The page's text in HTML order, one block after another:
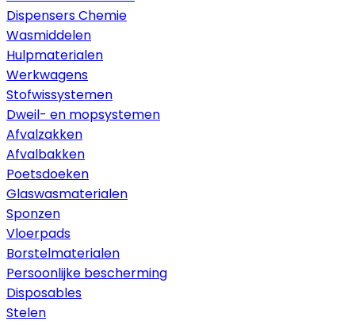
Dispensers Chemie
Wasmiddelen
Hulpmaterialen
Werkwagens
Stofwissystemen
Dweil- en mopsystemen
Afvalzakken
Afvalbakken
Poetsdoeken
Glaswasmaterialen
Sponzen
Vloerpads
Borstelmaterialen
Persoonlijke bescherming
Disposables
Stelen